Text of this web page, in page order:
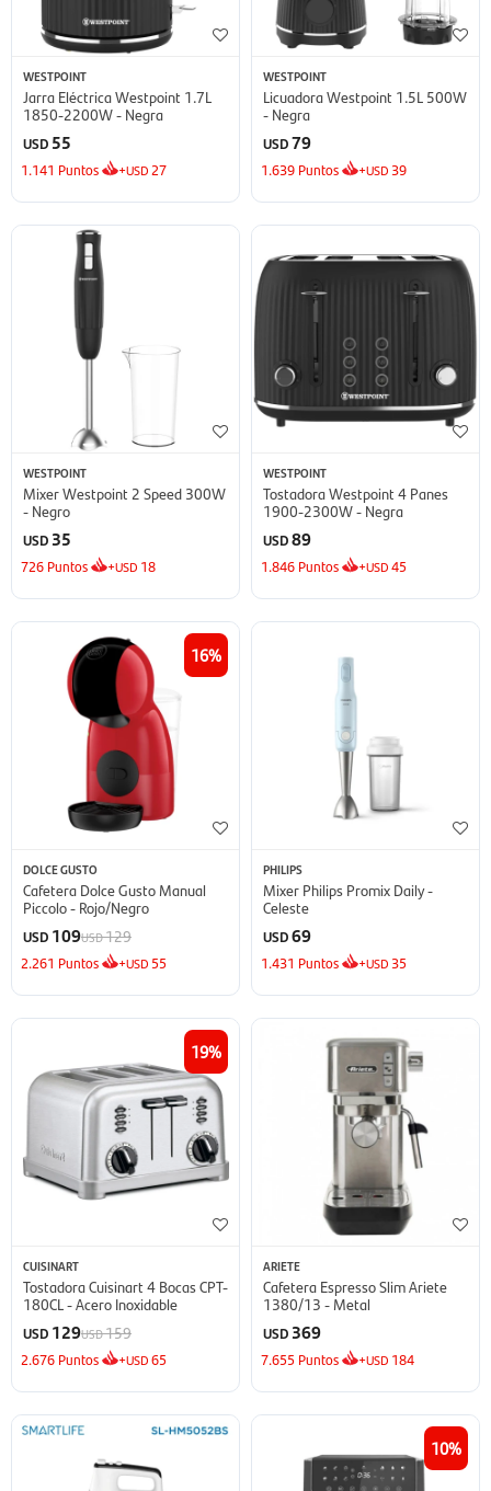
WESTPOINT
Jarra Eléctrica Westpoint 1.7L
1850-2200W - Negra
USD 55
1.141 Puntos +USD 27
WESTPOINT
Licuadora Westpoint 1.5L 500W
- Negra
USD79
1.639 Puntos +USD 39
WESTPOINT
Mixer Westpoint 2 Speed 300W
- Negro
USD 35
726 Puntos +USD 18
WESTPOINT
Tostadora Westpoint 4 Panes
1900-2300W - Negra
USD89
1.846 Puntos +USD45
16
DOLCE GUSTO
Cafetera Dolce Gusto Manual
Piccolo - Rojo/Negro
USD 109USD129
2.261 Puntos +USD 55
PHILIPS
Mixer Philips Promix Daily -
Celeste
USD69
1.431 Puntos +USD 35
19
CUISINART
Tostadora Cuisinart 4 Bocas CPT-
180CL - Acero Inoxidable
USD 129USD159
2.676 Puntos +USD65
ARIETE
Cafetera Espresso Slim Ariete
1380/13 - Metal
USD 369
7.655 Puntos +USD 184
10